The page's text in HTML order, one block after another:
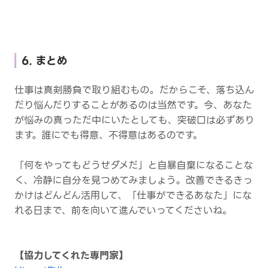
6. まとめ
仕事は真剣勝負で取り組むもの。だからこそ、落ち込ん
だり悩んだりすることがあるのは当然です。今、あなた
が悩みの真っただ中にいたとしても、突破口は必ずあり
ます。誰にでも得意、不得意はあるのです。
「何をやってもどうせダメだ」と自暴自棄になることな
く、冷静に自分を見つめてみましょう。改善できるきっ
かけはどんどん活用して、「仕事ができるあなた」にな
れる日まで、前を向いて進んでいってくださいね。
【協力してくれた専門家】